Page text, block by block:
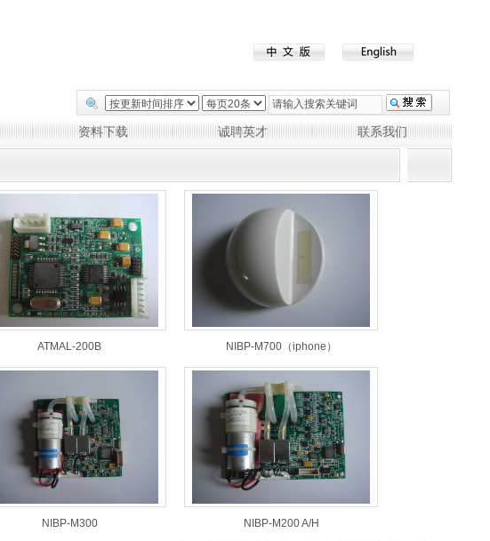
资料下载 诚聘英才 联系我们
ATMAL-200B NIBP-M700（iphone）
NIBP-M300 NIBP-M200 A/H